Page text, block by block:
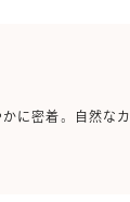
に密着。自然な